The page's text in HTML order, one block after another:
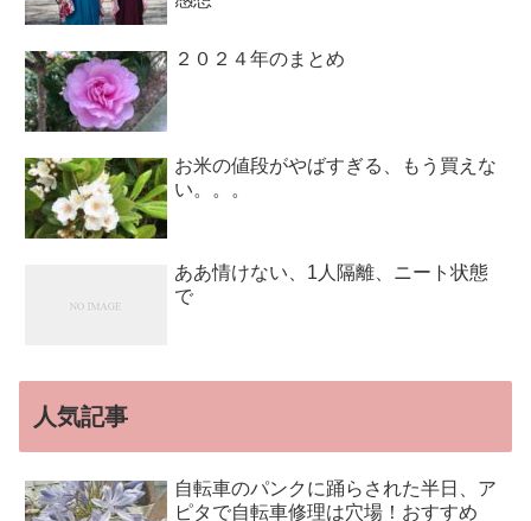
２０２４年のまとめ
お米の値段がやばすぎる、もう買えな
い。。。
ああ情けない、1人隔離、ニート状態
で
人気記事
自転車のパンクに踊らされた半日、ア
ピタで自転車修理は穴場！おすすめ